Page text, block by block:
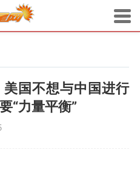
国不想与中国进行
“力量平衡”